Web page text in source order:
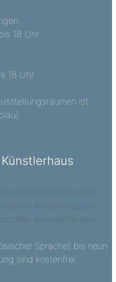
18 Uhr
18 Uhr
ist
Sprache) bis neun
sind kostenfrei.